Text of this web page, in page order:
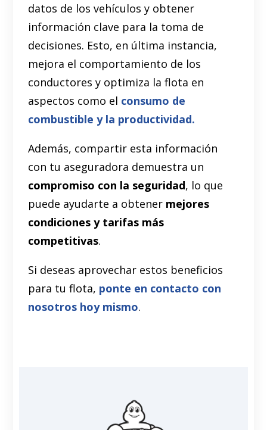
datos de los vehículos y obtener
información clave para la toma de
decisiones. Esto, en última instancia,
mejora el comportamiento de los
conductores y optimiza la flota en
aspectos como el consumo de
combustible y la productividad.
Además, compartir esta información
con tu aseguradora demuestra un
compromiso con la seguridad, lo que
puede ayudarte a obtener mejores
condiciones y tarifas más
competitivas.
Si deseas aprovechar estos beneficios
para tu flota, ponte en contacto con
nosotros hoy mismo.